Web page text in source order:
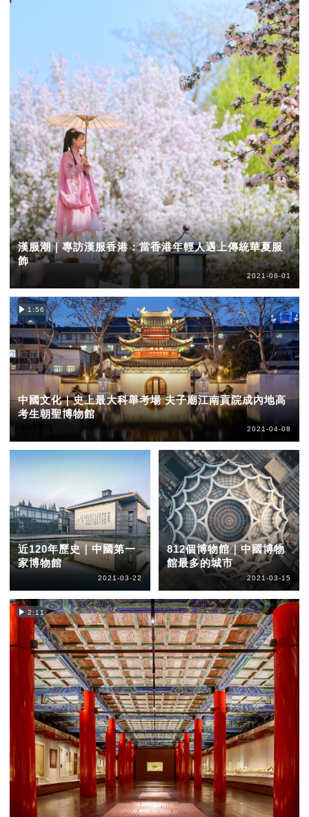
漢服潮｜專訪漢服香港：當香港年輕人遇上傳統華夏服
飾
2021-06-01
1:56
中國文化｜史上最大科舉考場 夫子廟江南貢院成內地高
考生朝聖博物館
2021-04-08
近120年歷史｜中國第一
家博物館
2021-03-22
812個博物館｜中國博物
館最多的城市
2021-03-15
2:11